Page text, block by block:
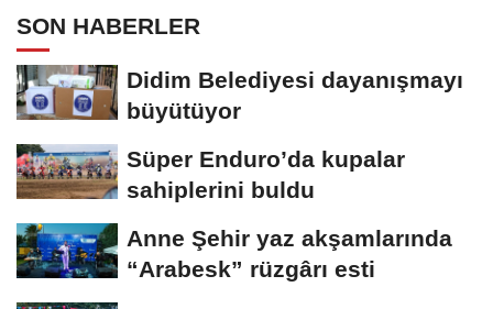
SON HABERLER
Didim Belediyesi dayanışmayı
büyütüyor
Süper Enduro’da kupalar
sahiplerini buldu
Anne Şehir yaz akşamlarında
“Arabesk” rüzgârı esti